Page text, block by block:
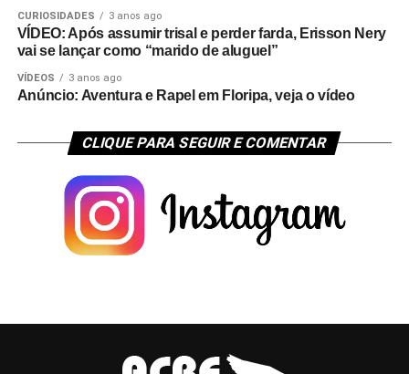
CURIOSIDADES 3 anos ago
VÍDEO: Após assumir trisal e perder farda, Erisson Nery
vai se lançar como “marido de aluguel”
VÍDEOS 3 anos ago
Anúncio: Aventura e Rapel em Floripa, veja o vídeo
CLIQUE PARA SEGUIR E COMENTAR